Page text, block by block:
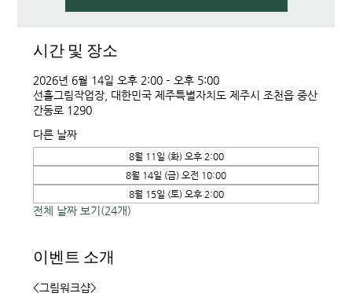
시간 및 장소
2026년 6월 14일 오후 2:00 – 오후 5:00
선흘그림작업장, 대한민국 제주특별자치도 제주시 조천읍 중산
간동로 1290
다른 날짜
8월 11일 (화) 오후 2:00
8월 14일 (금) 오전 10:00
8월 15일 (토) 오후 2:00
전체 날짜 보기(24개)
이벤트 소개
<그림워크샵>